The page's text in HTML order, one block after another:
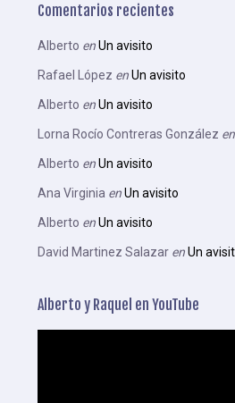
Comentarios recientes
Alberto enUn avisito
Rafael López enUn avisito
Alberto enUn avisito
Lorna Rocío Contreras González en
Alberto enUn avisito
Ana Virginia enUn avisito
Alberto enUn avisito
David Martinez Salazar enUn
Alberto y Raquel en YouTube